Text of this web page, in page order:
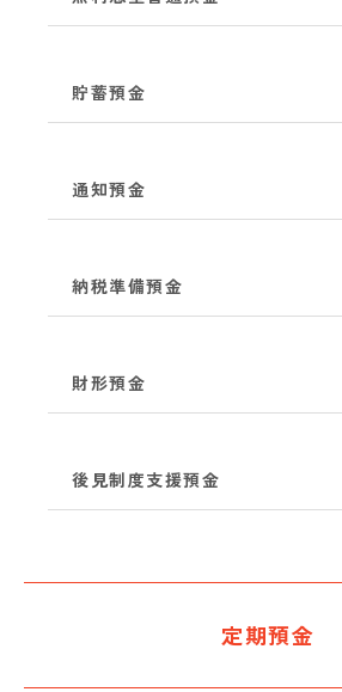
貯蓄預金
通知預金
納税準備預金
財形預金
後見制度支援預金
定期預金